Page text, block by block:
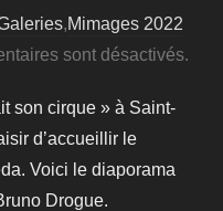
,Mimages 2022
sont désactivés.
son cirque » à Saint-
d’accueillir le
Voici le diaporama
Drogue.